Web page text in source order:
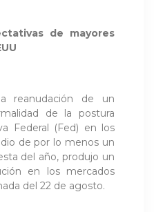
de mayores
reanudación de un
de la postura
Federal (Fed) en los
de por lo menos un
del año, produjo un
en los mercados
del 22 de agosto.